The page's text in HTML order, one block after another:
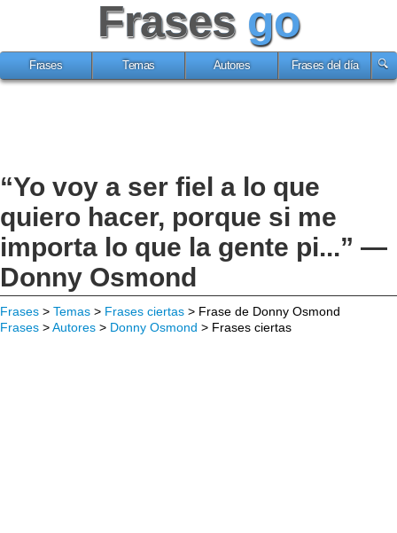
Frases go
Frases Temas Autores Frases del día
“Yo voy a ser fiel a lo que
quiero hacer, porque si me
importa lo que la gente pi...” —
Donny Osmond
Frases > Temas > Frases ciertas > Frase de Donny Osmond
Frases >Autores > Donny Osmond > Frases ciertas